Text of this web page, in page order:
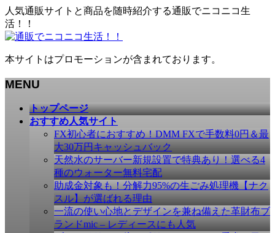
人気通販サイトと商品を随時紹介する通販でニコニコ生
活！！
本サイトはプロモーションが含まれております。
MENU
トップページ
おすすめ人気サイト
FX初心者におすすめ！DMM FXで手数料0円＆最
大30万円キャッシュバック
天然水のサーバー新規設置で特典あり！選べる4
種のウォーター無料宅配
助成金対象も！分解力95%の生ごみ処理機【ナク
スル】が選ばれる理由
一流の使い心地とデザインを兼ね備えた革財布ブ
ランドmic – レディースにも人気